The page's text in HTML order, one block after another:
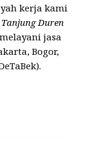
kerja kami
Duren
jasa
Bogor,